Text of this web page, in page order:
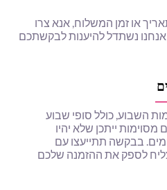
או זמן המשלוח, אנא צרו
נשתדל להיענות לבקשתכם
השבוע, כולל סופי שבוע
מסוימות ייתכן שלא יהיו
בבקשה תתייעצו עם
לספק את ההזמנה שלכם